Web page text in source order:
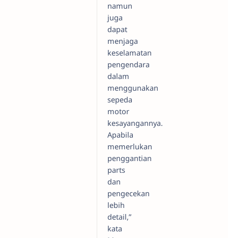
namun
juga
dapat
menjaga
keselamatan
pengendara
dalam
menggunakan
sepeda
motor
kesayangannya.
Apabila
memerlukan
penggantian
parts
dan
pengecekan
lebih
detail,”
kata